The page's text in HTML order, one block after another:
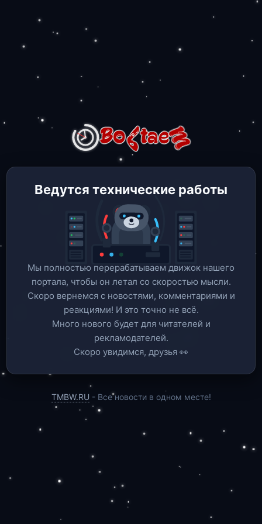
Ведутся технические работы
Мы полностью перерабатываем движок нашего
портала, чтобы он летал со скоростью мысли.
Скоро вернемся c новостями, комментариями и
реакциями! И это точно не всё.
Много нового будет для читателей и
рекламодателей.
Скоро увидимся, друзья 👀
TMBW.RU - Все новости в одном месте!